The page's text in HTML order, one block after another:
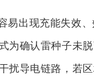
易出现充能失效
为确认雷种子未
扰导电链路，若区